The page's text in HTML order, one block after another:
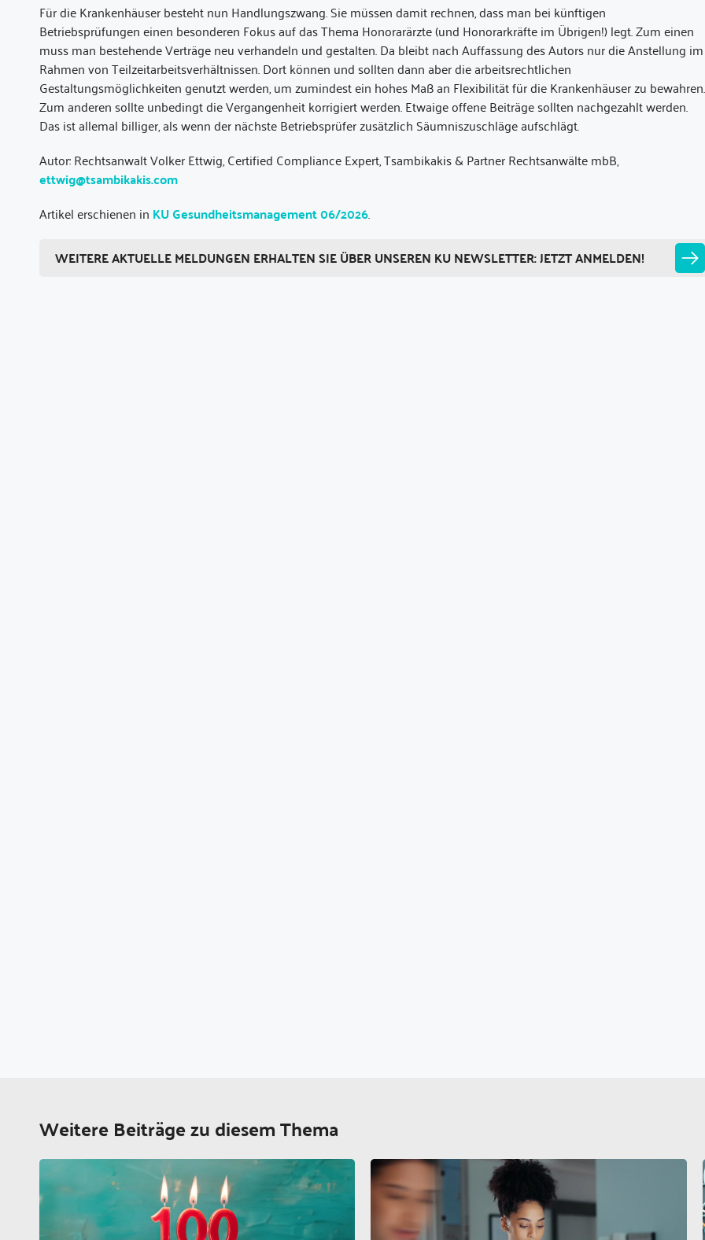
Für die Krankenhäuser besteht nun Handlungszwang. Sie müssen damit rechnen, dass man bei künftigen
Betriebsprüfungen einen besonderen Fokus auf das Thema Honorarärzte (und Honorarkräfte im Übrigen!) legt. Zum einen
muss man bestehende Verträge neu verhandeln und gestalten. Da bleibt nach Auffassung des Autors nur die Anstellung im
Rahmen von Teilzeitarbeitsverhältnissen. Dort können und sollten dann aber die arbeitsrechtlichen
Gestaltungsmöglichkeiten genutzt werden, um zumindest ein hohes Maß an Flexibilität für die Krankenhäuser zu bewahren.
Zum anderen sollte unbedingt die Vergangenheit korrigiert werden. Etwaige offene Beiträge sollten nachgezahlt werden.
Das ist allemal billiger, als wenn der nächste Betriebsprüfer zusätzlich Säumniszuschläge aufschlägt.
Autor: Rechtsanwalt Volker Ettwig, Certified Compliance Expert, Tsambikakis & Partner Rechtsanwälte mbB,
ettwig@tsambikakis.com
Artikel erschienen in KU Gesundheitsmanagement 06/2026.
WEITERE AKTUELLE MELDUNGEN ERHALTEN SIE ÜBER UNSEREN KU NEWSLETTER: JETZT ANMELDEN!
Weitere Beiträge zu diesem Thema